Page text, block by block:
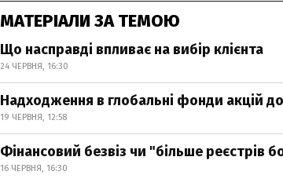
МАТЕРІАЛИ ЗА ТЕМОЮ
Що насправді впливає на вибір клієнта
24 ЧЕРВНЯ, 16:30
Надходження в глобальні фонди акцій
19 ЧЕРВНЯ, 12:58
Фінансовий безвіз чи "більше реєстрів
16 ЧЕРВНЯ, 16:30